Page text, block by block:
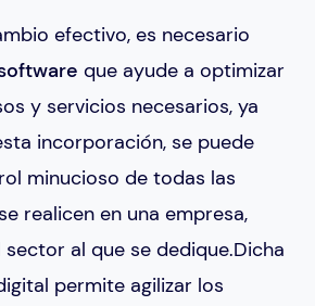
efectivo, es necesario
que ayude a optimizar
y servicios necesarios, ya
incorporación, se puede
minucioso de todas las
realicen en una empresa,
al que se dedique.Dicha
permite agilizar los